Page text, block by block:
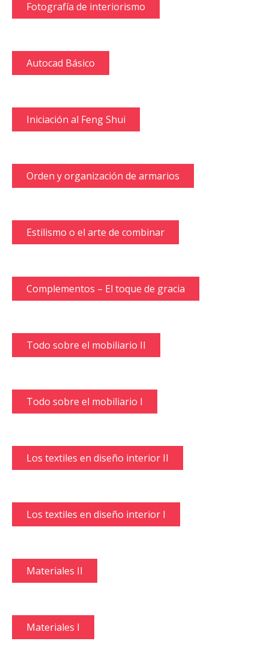
Fotografía de interiorismo
Autocad Básico
Iniciación al Feng Shui
Orden y organización de armarios
Estilismo o el arte de combinar
Complementos – El toque de gracia
Todo sobre el mobiliario II
Todo sobre el mobiliario I
Los textiles en diseño interior II
Los textiles en diseño interior I
Materiales II
Materiales I